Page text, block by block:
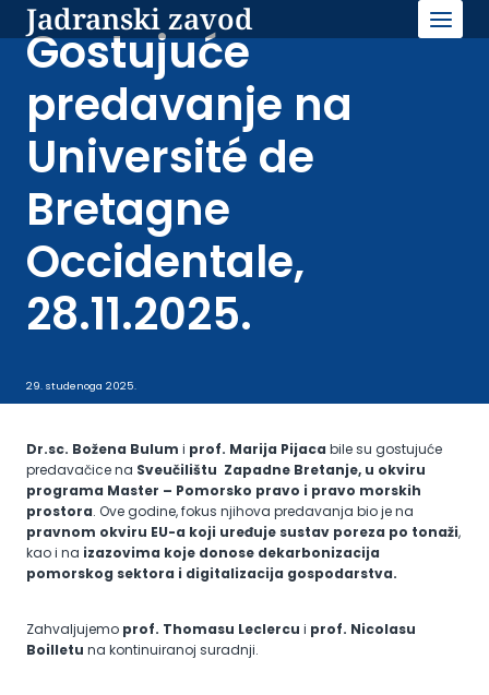
content
Jadranski zavod
Gostujuće
predavanje na
Université de
Bretagne
Occidentale,
28.11.2025.
29. studenoga 2025.
Dr.sc. Božena Bulum i prof. Marija Pijaca bile su gostujuće
predavačice na Sveučilištu Zapadne Bretanje, u okviru
programa Master – Pomorsko pravo i pravo morskih
prostora. Ove godine, fokus njihova predavanja bio je na
pravnom okviru EU-a koji uređuje sustav poreza po tonaži,
kao i na izazovima koje donose dekarbonizacija
pomorskog sektora i digitalizacija gospodarstva.
Zahvaljujemo prof. Thomasu Leclercu i prof. Nicolasu
Boilletu na kontinuiranoj suradnji.